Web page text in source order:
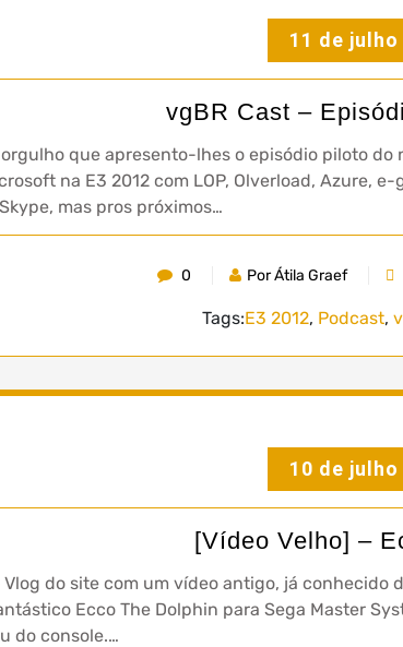
11 de julho
vgBR Cast –
que apresento-lhes o episódio piloto
na E3 2012 com LOP, Olverload, Azure,
mas pros próximos…
0 Por Átila Graef
Tags:E3 2012, Podcast,
10 de julho
[Vídeo Velho] –
do site com um vídeo antigo, já conhecido
Ecco The Dolphin para Sega Master
do console.…